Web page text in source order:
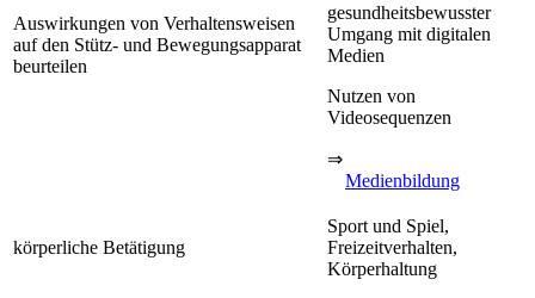
Auswirkungen von Verhaltensweisen
auf den Stütz- und Bewegungsapparat
beurteilen
gesundheitsbewusster
Umgang mit digitalen
Medien
Nutzen von
Videosequenzen
⇒
Medienbildung
körperliche Betätigung
Sport und Spiel,
Freizeitverhalten,
Körperhaltung